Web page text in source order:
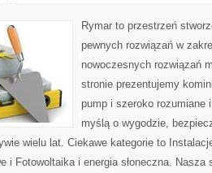
Rymar to przestrzeń
pewnych rozwiązań w
nowoczesnych rozwiązań
stronie prezentujemy
pump i szeroko rozumiane
myślą o wygodzie,
wielu lat. Ciekawe kategorie to
i Fotowoltaika i energia słoneczna.